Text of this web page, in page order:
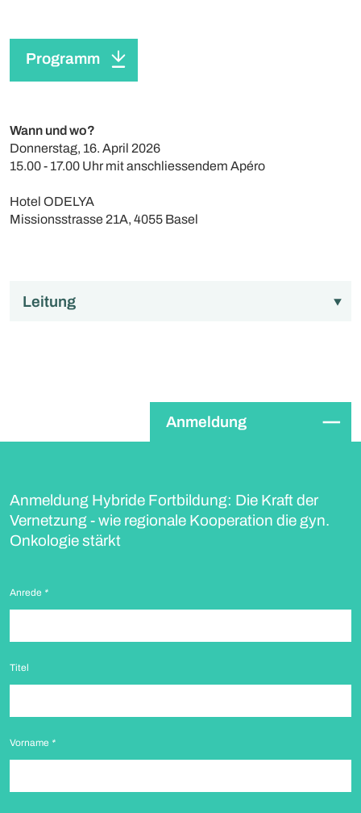
Programm
Wann und wo?
Donnerstag, 16. April 2026
15.00 - 17.00 Uhr mit anschliessendem Apéro
Hotel ODELYA
Missionsstrasse 21A, 4055 Basel
Leitung
Anmeldung
Anmeldung Hybride Fortbildung: Die Kraft der
Vernetzung - wie regionale Kooperation die gyn.
Onkologie stärkt
Anrede *
Titel
Vorname *